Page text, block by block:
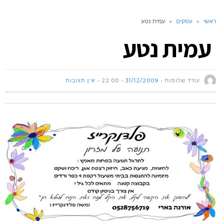
ראשי » עסקים » עמית נטע
עמית נטע
עודד שלומות 31/12/2009
22:00 אין תגובות